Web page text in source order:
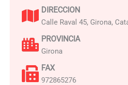
DIRECCION
Calle Raval 45, Girona,
PROVINCIA
Girona
FAX
972865276